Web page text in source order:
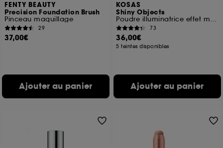
FENTY BEAUTY
Precision Foundation Brush
Pinceau maquillage
29
37,00€
Ajouter au panier
KOSAS
Shiny Objects
Poudre illuminatrice effet mouillé
73
36,00€
5 teintes disponibles
Ajouter au panier